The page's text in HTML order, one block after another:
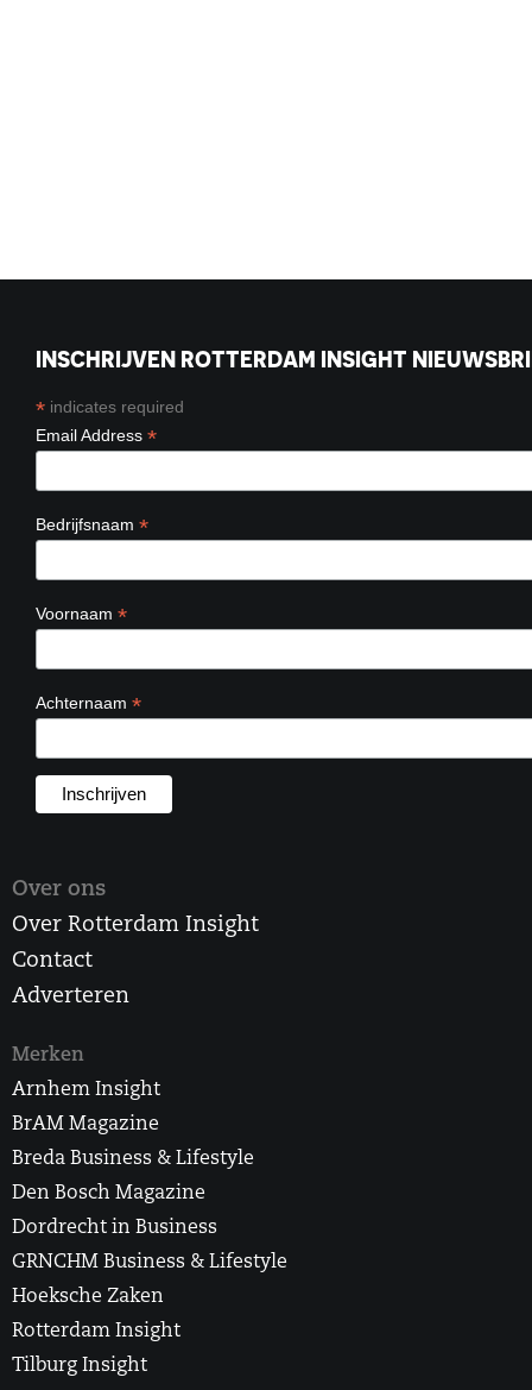
INSCHRIJVEN ROTTERDAM INSIGHT
* indicates required
Email Address *
Bedrijfsnaam *
Voornaam *
Achternaam *
Over ons
Over Rotterdam Insight
Contact
Adverteren
Merken
Arnhem Insight
BrAM Magazine
Breda Business & Lifestyle
Den Bosch Magazine
Dordrecht in Business
GRNCHM Business & Lifestyle
Hoeksche Zaken
Rotterdam Insight
Tilburg Insight